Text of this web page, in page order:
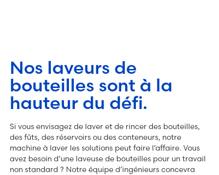
Nos laveurs de
bouteilles sont à la
hauteur du défi.
Si vous envisagez de laver et de rincer des bouteilles,
des fûts, des réservoirs ou des conteneurs, notre
machine à laver les solutions peut faire l’affaire. Vous
avez besoin d’une laveuse de bouteilles pour un travail
non standard ? Notre équipe d’ingénieurs concevra